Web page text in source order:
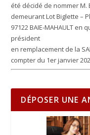
été décidé de nommer M.
demeurant Lot Biglette –
97122 BAIE-MAHAULT en
président
en remplacement de la
compter du 1er janvier
DÉPOSER UNE